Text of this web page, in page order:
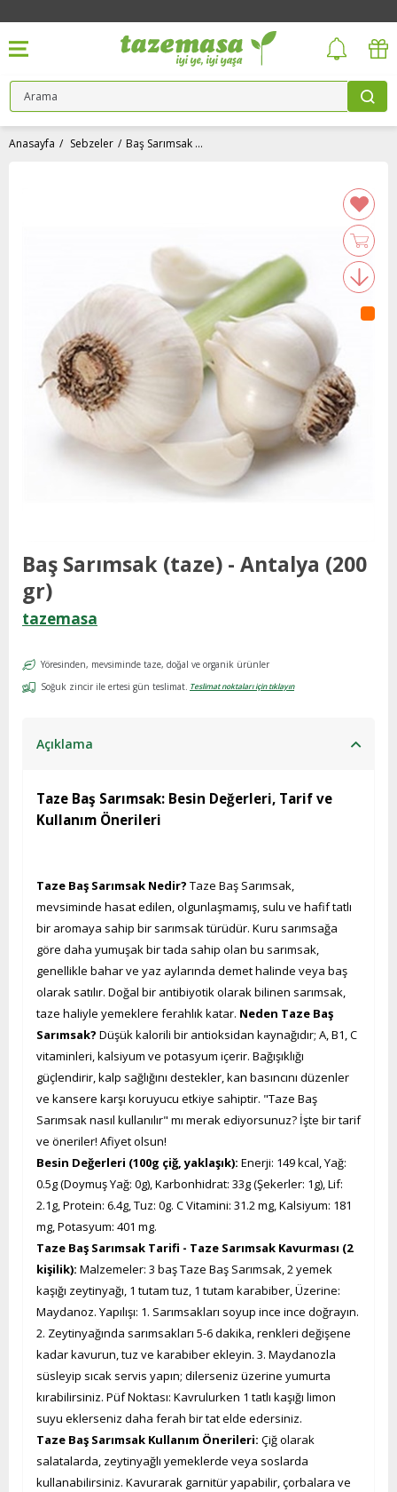
Anasayfa Sebzeler Baş Sarımsak (taze) - Antalya (200 gr)
Baş Sarımsak (taze) - Antalya (200
gr)
tazemasa
Yöresinden, mevsiminde taze, doğal ve organik ürünler
Soğuk zincir ile ertesi gün teslimat. Teslimat noktaları için tıklayın
Açıklama
Taze Baş Sarımsak: Besin Değerleri, Tarif ve
Kullanım Önerileri
Taze Baş Sarımsak Nedir? Taze Baş Sarımsak,
mevsiminde hasat edilen, olgunlaşmamış, sulu ve hafif tatlı
bir aromaya sahip bir sarımsak türüdür. Kuru sarımsağa
göre daha yumuşak bir tada sahip olan bu sarımsak,
genellikle bahar ve yaz aylarında demet halinde veya baş
olarak satılır. Doğal bir antibiyotik olarak bilinen sarımsak,
taze haliyle yemeklere ferahlık katar. Neden Taze Baş
Sarımsak? Düşük kalorili bir antioksidan kaynağıdır; A, B1, C
vitaminleri, kalsiyum ve potasyum içerir. Bağışıklığı
güçlendirir, kalp sağlığını destekler, kan basıncını düzenler
ve kansere karşı koruyucu etkiye sahiptir. "Taze Baş
Sarımsak nasıl kullanılır" mı merak ediyorsunuz? İşte bir tarif
ve öneriler! Afiyet olsun!
Besin Değerleri (100g çiğ, yaklaşık): Enerji: 149 kcal, Yağ:
0.5g (Doymuş Yağ: 0g), Karbonhidrat: 33g (Şekerler: 1g), Lif:
2.1g, Protein: 6.4g, Tuz: 0g. C Vitamini: 31.2 mg, Kalsiyum: 181
mg, Potasyum: 401 mg.
Taze Baş Sarımsak Tarifi - Taze Sarımsak Kavurması (2
kişilik): Malzemeler: 3 baş Taze Baş Sarımsak, 2 yemek
kaşığı zeytinyağı, 1 tutam tuz, 1 tutam karabiber, Üzerine:
Maydanoz. Yapılışı: 1. Sarımsakları soyup ince ince doğrayın.
2. Zeytinyağında sarımsakları 5-6 dakika, renkleri değişene
kadar kavurun, tuz ve karabiber ekleyin. 3. Maydanozla
süsleyip sıcak servis yapın; dilerseniz üzerine yumurta
kırabilirsiniz. Püf Noktası: Kavrulurken 1 tatlı kaşığı limon
suyu eklerseniz daha ferah bir tat elde edersiniz.
Taze Baş Sarımsak Kullanım Önerileri: Çiğ olarak
salatalarda, zeytinyağlı yemeklerde veya soslarda
kullanabilirsiniz. Kavurarak garnitür yapabilir, çorbalara ve